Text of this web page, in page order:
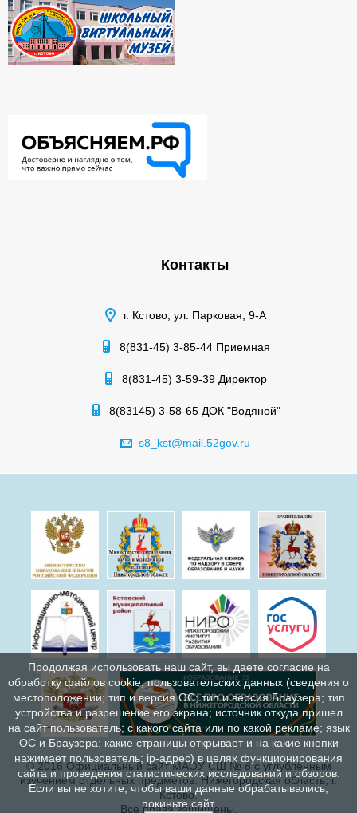
Контакты
г. Кстово, ул. Парковая, 9-А
8(831-45) 3-85-44 Приемная
8(831-45) 3-59-39 Директор
8(83145) 3-58-65 ДОК "Водяной"
s8_kst@mail.52gov.ru
© 2016 Официальный сайт МАОУ СШ № 8 с углублённым
изучением отдельных предметов. Нижегородская область, г.
Кстово.
Все права защищены.
Продолжая использовать наш сайт, вы даете согласие на
обработку файлов cookie, пользовательских данных (сведения о
местоположении; тип и версия ОС; тип и версия Браузера; тип
устройства и разрешение его экрана; источник откуда пришел
на сайт пользователь; с какого сайта или по какой рекламе; язык
ОС и Браузера; какие страницы открывает и на какие кнопки
нажимает пользователь; ip-адрес) в целях функционирования
сайта и проведения статистических исследований и обзоров.
Если вы не хотите, чтобы ваши данные обрабатывались,
покиньте сайт.